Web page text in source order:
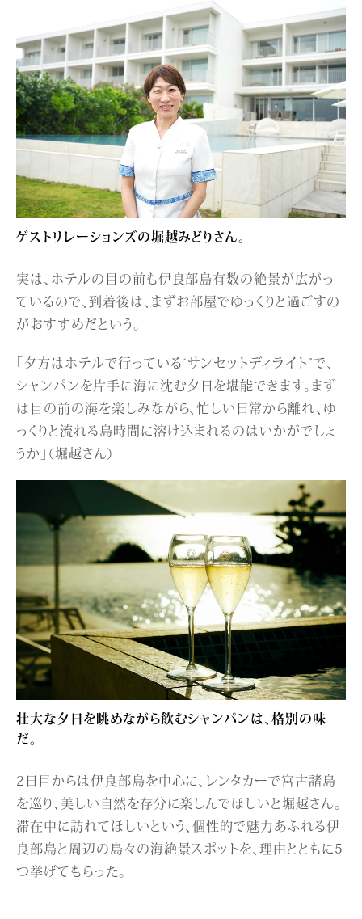
ゲストリレーションズの堀越みどりさん。
実は、ホテルの目の前も伊良部島有数の絶景が広がっ
ているので、到着後は、まずお部屋でゆっくりと過ごすの
がおすすめだという。
「夕方はホテルで行っている“サンセットディライト”で、
シャンパンを片手に海に沈む夕日を堪能できます。まず
は目の前の海を楽しみながら、忙しい日常から離れ、ゆ
っくりと流れる島時間に溶け込まれるのはいかがでしょ
うか」（堀越さん）
壮大な夕日を眺めながら飲むシャンパンは、格別の味
だ。
2日目からは伊良部島を中心に、レンタカーで宮古諸島
を巡り、美しい自然を存分に楽しんでほしいと堀越さん。
滞在中に訪れてほしいという、個性的で魅力あふれる伊
良部島と周辺の島々の海絶景スポットを、理由とともに5
つ挙げてもらった。